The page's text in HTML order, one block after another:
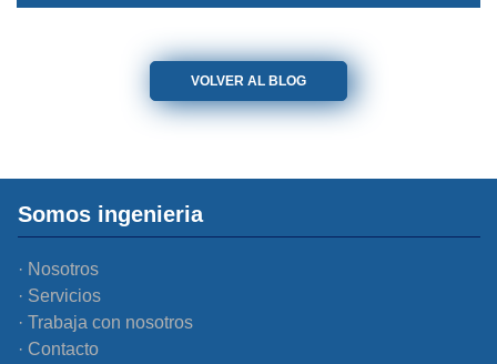
VOLVER AL BLOG
Somos ingenieria
Nosotros
Servicios
Trabaja con nosotros
Contacto